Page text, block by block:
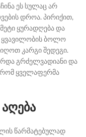
ეს სულაც არ
დროა.პირიქით,
ყურადღება და
ბოლო
კარგი შედეგი.
გრძელვადიანი და
რომ ყველაფერმა
წარმატებულად